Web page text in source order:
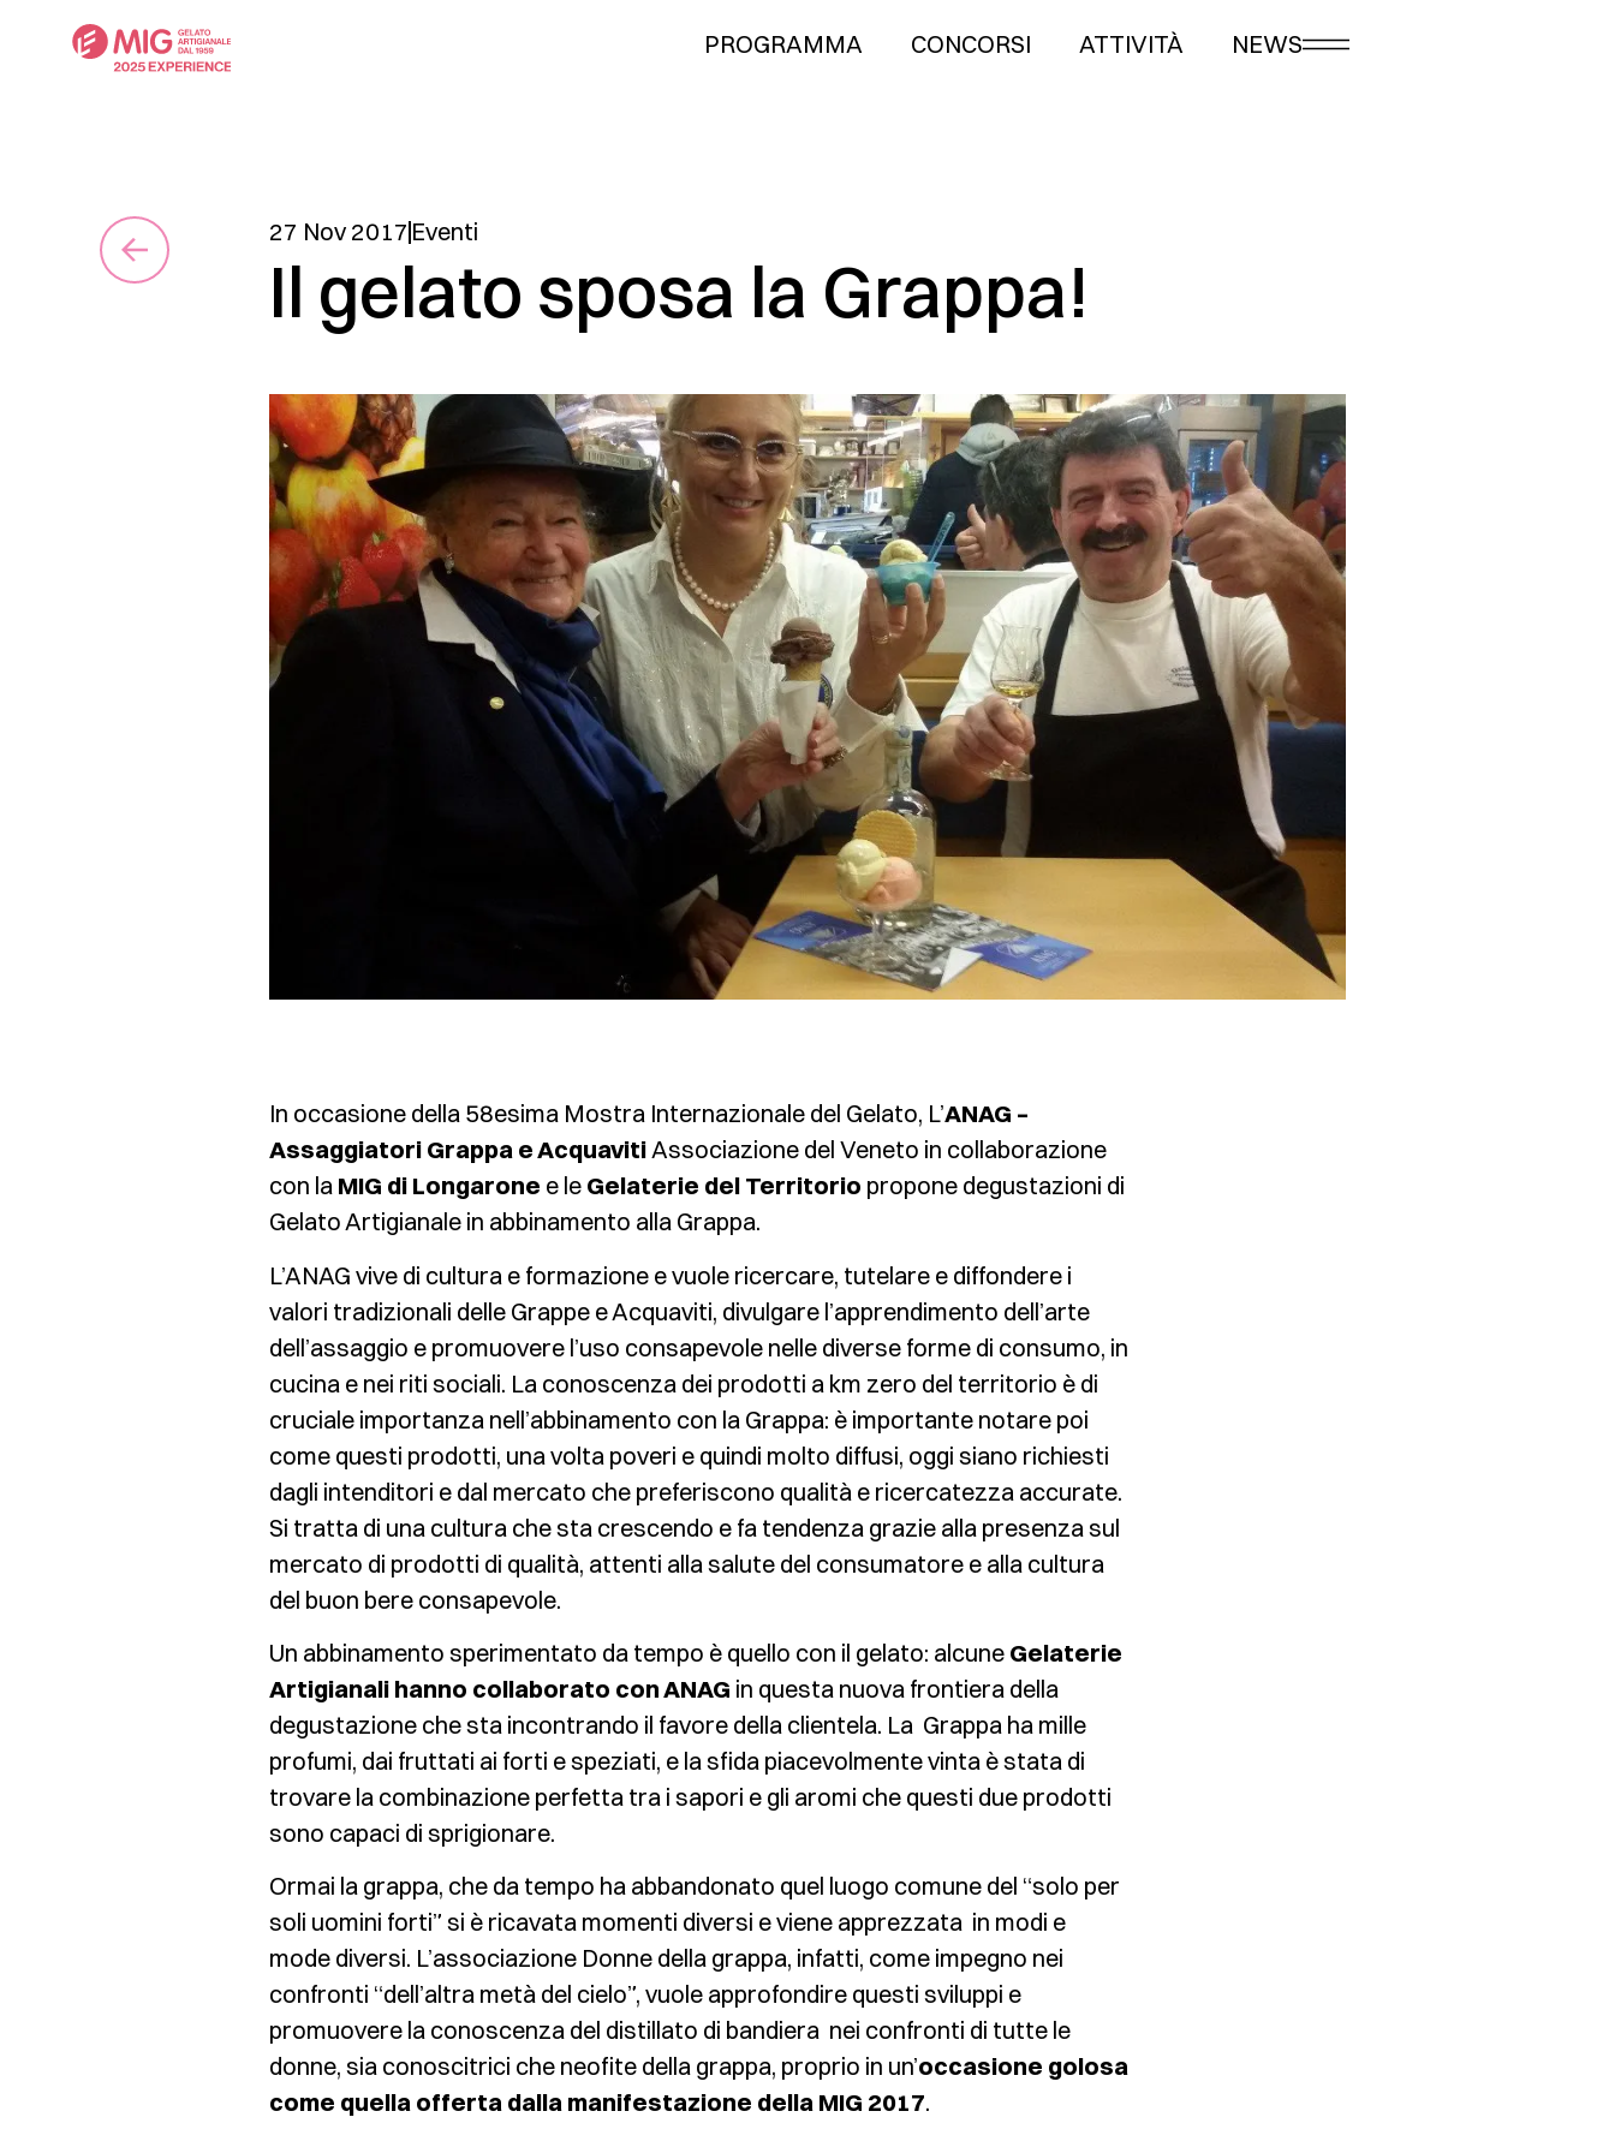
PROGRAMMA CONCORSI ATTIVITÀ NEWS
27 Nov 2017 Eventi
Il gelato sposa la Grappa!
In occasione della 58esima Mostra Internazionale del Gelato, L’ANAG –
Assaggiatori Grappa e AcquavitiAssociazione del Veneto in collaborazione
con la MIG di Longarone e le Gelaterie del Territorio propone degustazioni di
Gelato Artigianale in abbinamento alla Grappa.
L’ANAG vive di cultura e formazione e vuole ricercare, tutelare e diffondere i
valori tradizionali delle Grappe e Acquaviti, divulgare l’apprendimento dell’arte
dell’assaggio e promuovere l’uso consapevole nelle diverse forme di consumo, in
cucina e nei riti sociali. La conoscenza dei prodotti a km zero del territorio è di
cruciale importanza nell’abbinamento con la Grappa: è importante notare poi
come questi prodotti, una volta poveri e quindi molto diffusi, oggi siano richiesti
dagli intenditori e dal mercato che preferiscono qualità e ricercatezza accurate.
Si tratta di una cultura che sta crescendo e fa tendenza grazie alla presenza sul
mercato di prodotti di qualità, attenti alla salute del consumatore e alla cultura
del buon bere consapevole.
Un abbinamento sperimentato da tempo è quello con il gelato: alcune Gelaterie
Artigianali hanno collaborato con ANAG in questa nuova frontiera della
degustazione che sta incontrando il favore della clientela. La Grappa ha mille
profumi, dai fruttati ai forti e speziati, e la sfida piacevolmente vinta è stata di
trovare la combinazione perfetta tra i sapori e gli aromi che questi due prodotti
sono capaci di sprigionare.
Ormai la grappa, che da tempo ha abbandonato quel luogo comune del “solo per
soli uomini forti” si è ricavata momenti diversi e viene apprezzata in modi e
mode diversi. L’associazione Donne della grappa, infatti, come impegno nei
confronti “dell’altra metà del cielo”, vuole approfondire questi sviluppi e
promuovere la conoscenza del distillato di bandiera nei confronti di tutte le
donne, sia conoscitrici che neofite della grappa, proprio in un’occasione golosa
come quella offerta dalla manifestazione della MIG 2017.